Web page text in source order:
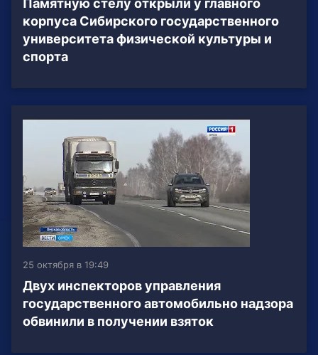
Памятную стелу открыли у главного
корпуса Сибирского государственного
университета физической культуры и
спорта
25 октября в 19:49
Двух инспекторов управления
государственного автомобильно надзора
обвинили в получении взяток